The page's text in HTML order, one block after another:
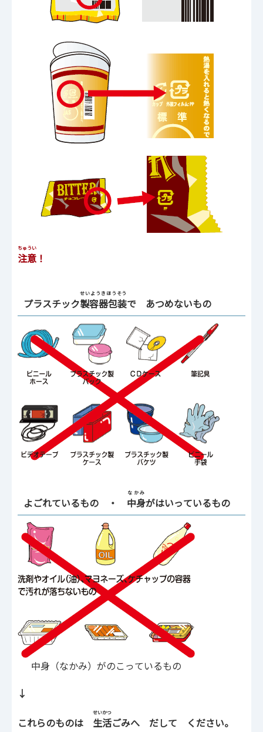
注意
ちゅうい
！
プラスチック製容器包装
せいようきほうそう
で あつめないもの
よごれているもの ・ 中身
なかみ
がはいっているもの
中身（なかみ）がのこっているもの
↓
これらのものは 生活
せいかつ
ごみへ だして ください。